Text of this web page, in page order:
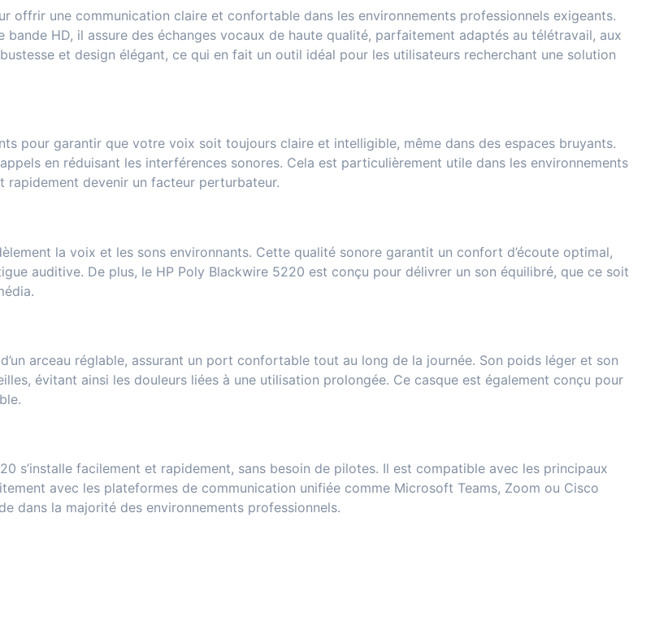
offrir une communication claire et confortable dans les environnements professionnels exigeants.
HD, il assure des échanges vocaux de haute qualité, parfaitement adaptés au télétravail, aux
et design élégant, ce qui en fait un outil idéal pour les utilisateurs recherchant une solution
pour garantir que votre voix soit toujours claire et intelligible, même dans des espaces bruyants.
en réduisant les interférences sonores. Cela est particulièrement utile dans les environnements
devenir un facteur perturbateur.
la voix et les sons environnants. Cette qualité sonore garantit un confort d’écoute optimal,
auditive. De plus, le HP Poly Blackwire 5220 est conçu pour délivrer un son équilibré, que ce soit
arceau réglable, assurant un port confortable tout au long de la journée. Son poids léger et son
évitant ainsi les douleurs liées à une utilisation prolongée. Ce casque est également conçu pour
s’installe facilement et rapidement, sans besoin de pilotes. Il est compatible avec les principaux
avec les plateformes de communication unifiée comme Microsoft Teams, Zoom ou Cisco
dans la majorité des environnements professionnels.